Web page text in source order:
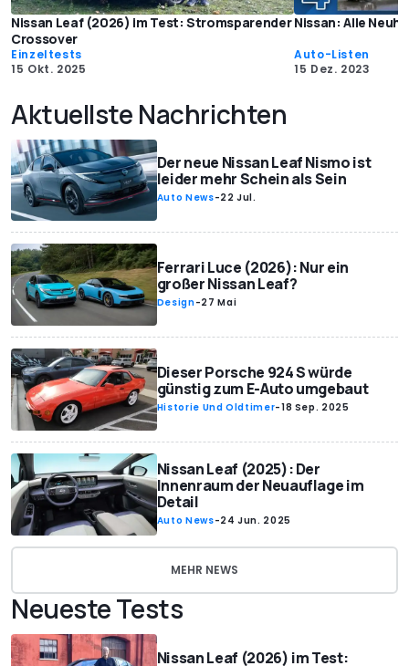
Nissan Leaf (2026) im Test: Stromsparender
Crossover
Einzeltests
15 Okt. 2025
Nissan: Alle
Auto-Listen
15 Dez. 2023
Aktuellste Nachrichten
Der neue Nissan Leaf Nismo ist
leider mehr Schein als Sein
Auto News-22 Jul.
Ferrari Luce (2026): Nur ein
großer Nissan Leaf?
Design-27 Mai
Dieser Porsche 924 S würde
günstig zum E-Auto umgebaut
Historie Und Oldtimer-18 Sep. 2025
Nissan Leaf (2025): Der
Innenraum der Neuauflage im
Detail
Auto News-24 Jun. 2025
MEHR NEWS
Neueste Tests
Nissan Leaf (2026) im Test: